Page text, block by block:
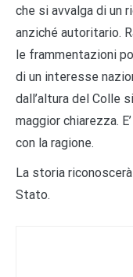
che si avvalga di un
anziché autoritario.
le frammentazioni
di un interesse
dall’altura del Colle
maggior chiarezza. E’
con la ragione.
La storia riconoscer
Stato.